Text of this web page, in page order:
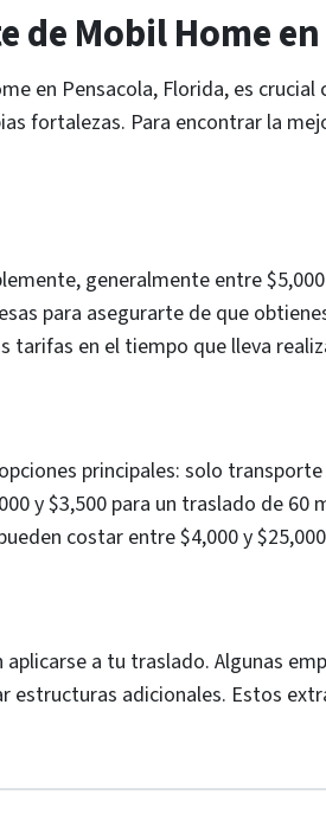
de Mobil Home
en Pensacola, Florida, es
fortalezas. Para encontrar la
generalmente entre
para asegurarte de que
tarifas en el tiempo que lleva
principales: solo
y $3,500 para un traslado de
costar entre $4,000 y
a tu traslado. Algunas
adicionales. Estos